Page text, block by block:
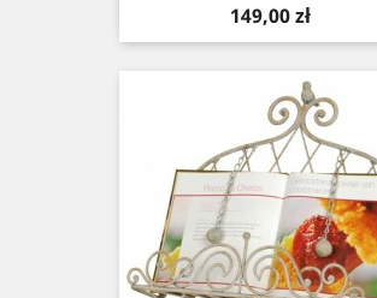
Cena
149,00 zł